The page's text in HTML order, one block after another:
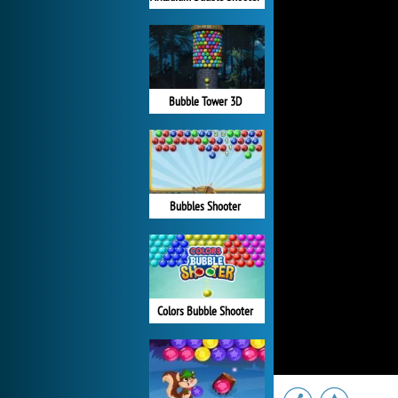
Bubble Tower 3D
Bubbles Shooter
Colors Bubble Shooter